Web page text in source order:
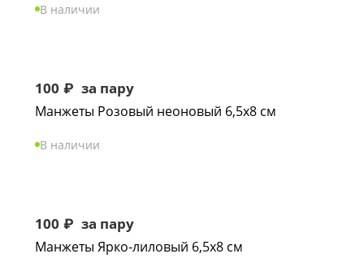
В наличии
100 ₽ за пару
Манжеты Розовый неоновый 6,5х8 см
В наличии
100 ₽ за пару
Манжеты Ярко-лиловый 6,5х8 см